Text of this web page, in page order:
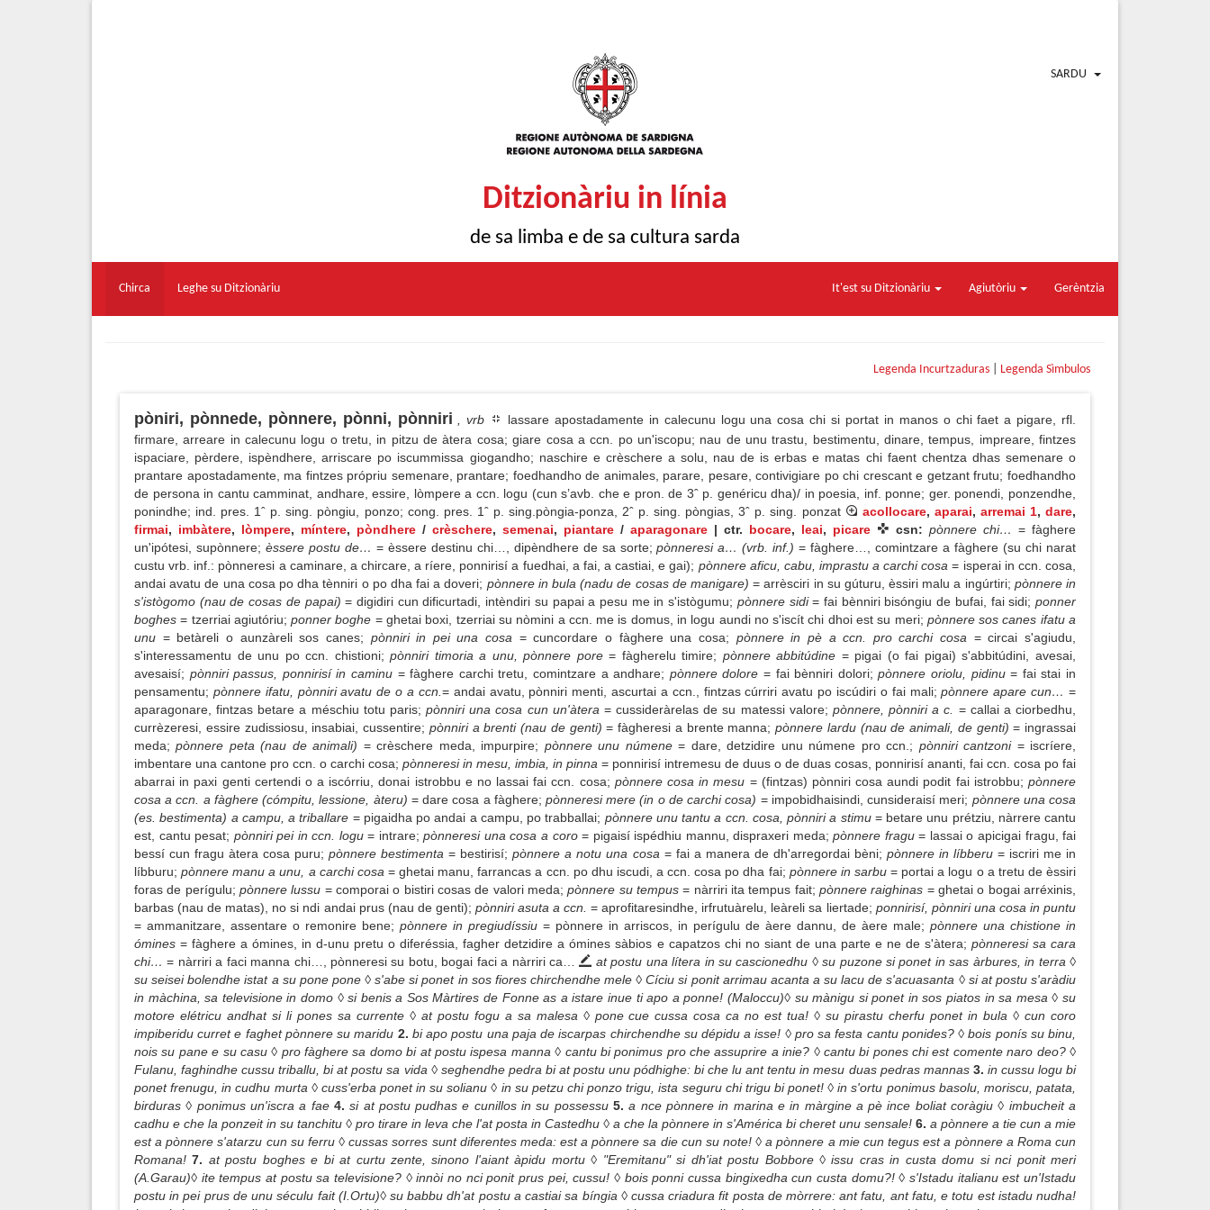
SARDU
Ditzionàriu in línia
de sa limba e de sa cultura sarda
Chirca Leghe su Ditzionàriu It'est su Ditzionàriu Agiutòriu Gerèntzia
Legenda Incurtzaduras Legenda Sìmbulos
pòniri, pònnede, pònnere, pònni, pònniri , vrb
lassare apostadamente in calecunu logu una cosa chi si portat in manos o chi faet a pigare, rfl.
firmare, arreare in calecunu logu o tretu, in pitzu de àtera cosa; giare cosa a ccn. po un'iscopu; nau de unu trastu, bestimentu, dinare, tempus, impreare, fintzes
ispaciare, pèrdere, ispèndhere, arriscare po iscummissa giogandho; naschire e crèschere a solu, nau de is erbas e matas chi faent chentza dhas semenare o
prantare apostadamente, ma fintzes própriu semenare, prantare; foedhandho de animales, parare, pesare, contivigiare po chi crescant e getzant frutu; foedhandho
de persona in cantu camminat, andhare, essire, lòmpere a ccn. logu (cun s’avb. che e pron. de 3ˆ p. genéricu dha)/ in poesia, inf. ponne; ger. ponendi, ponzendhe,
ponindhe; ind. pres. 1ˆ p. sing. pòngiu, ponzo; cong. pres. 1ˆ p. sing.pòngia-ponza, 2ˆ p. sing. pòngias, 3ˆ p. sing. ponzat
acollocare, aparai, arremai 1,dare,
firmai, imbàtere, lòmpere, míntere, pòndhere / crèschere, semenai, piantare / aparagonare | ctr. bocare, leai, picare csn: pònnere chi… = fàghere
un'ipótesi, supònnere; èssere postu de… = èssere destinu chi…, dipèndhere de sa sorte; pònneresi a… (vrb. inf.)= fàghere…, comintzare a fàghere (su chi narat
custu vrb. inf.: pònneresi a caminare, a chircare, a ríere, ponnirisí a fuedhai, a fai, a castiai, e gai); pònnere aficu, cabu, imprastu a carchi cosa= isperai in ccn. cosa,
andai avatu de una cosa po dha tènniri o po dha fai a doveri; pònnere in bula (nadu de cosas de manigare)= arrèsciri in su gúturu, èssiri malu a ingúrtiri; pònnere in
s'istògomo (nau de cosas de papai)= digidiri cun dificurtadi, intèndiri su papai a pesu me in s'istògumu; pònnere sidi= fai bènniri bisóngiu de bufai, fai sidi; ponner
boghes= tzerriai agiutóriu; ponner boghe = ghetai boxi, tzerriai su nòmini a ccn. me is domus, in logu aundi no s'iscít chi dhoi est su meri; pònnere sos canes ifatu a
unu = betàreli o aunzàreli sos canes; pònniri in pei una cosa = cuncordare o fàghere una cosa; pònnere in pè a ccn. pro carchi cosa = circai s'agiudu,
s'interessamentu de unu po ccn. chistioni; pònniri timoria a unu, pònnere pore= fàgherelu timire; pònnere abbitúdine = pigai (o fai pigai) s'abbitúdini, avesai,
avesaisí; pònniri passus, ponnirisí in caminu = fàghere carchi tretu, comintzare a andhare; pònnere dolore= fai bènniri dolori; pònnere oriolu, pidinu= fai stai in
pensamentu; pònnere ifatu, pònniri avatu de o a ccn. = andai avatu, pònniri menti, ascurtai a ccn., fintzas cúrriri avatu po iscúdiri o fai mali; pònnere apare cun…=
aparagonare, fintzas betare a méschiu totu paris; pònniri una cosa cun un'àtera = cussideràrelas de su matessi valore; pònnere, pònniri a c. = callai a ciorbedhu,
currèzeresi, essire zudissiosu, insabiai, cussentire; pònniri a brenti (nau de genti)= fàgheresi a brente manna; pònnere lardu (nau de animali, de genti)= ingrassai
meda; pònnere peta (nau de animali) = crèschere meda, impurpire; pònnere unu númene= dare, detzidire unu númene pro ccn.; pònniri cantzoni = iscríere,
imbentare una cantone pro ccn. o carchi cosa; pònneresi in mesu, imbia, in pinna = ponnirisí intremesu de duus o de duas cosas, ponnirisí ananti, fai ccn. cosa po fai
abarrai in paxi genti certendi o a iscórriu, donai istrobbu e no lassai fai ccn. cosa; pònnere cosa in mesu = (fintzas) pònniri cosa aundi podit fai istrobbu; pònnere
cosa a ccn. a fàghere (cómpitu, lessione, àteru) = dare cosa a fàghere; pònneresi mere (in o de carchi cosa) = impobidhaisindi, cunsideraisí meri; pònnere una cosa
(es. bestimenta) a campu, a triballare = pigaidha po andai a campu, po trabballai; pònnere unu tantu a ccn. cosa, pònniri a stimu = betare unu prétziu, nàrrere cantu
est, cantu pesat; pònniri pei in ccn. logu= intrare; pònneresi una cosa a coro= pigaisí ispédhiu mannu, dispraxeri meda; pònnere fragu= lassai o apicigai fragu, fai
bessí cun fragu àtera cosa puru; pònnere bestimenta= bestirisí; pònnere a notu una cosa = fai a manera de dh'arregordai bèni; pònnere in líbberu = iscriri me in
líbburu; pònnere manu a unu, a carchi cosa = ghetai manu, farrancas a ccn. po dhu iscudi, a ccn. cosa po dha fai; pònnere in sarbu= portai a logu o a tretu de èssiri
foras de perígulu; pònnere lussu = comporai o bistiri cosas de valori meda; pònnere su tempus= nàrriri ita tempus fait; pònnere raighinas = ghetai o bogai arréxinis,
barbas (nau de matas), no si ndi andai prus (nau de genti); pònniri asuta a ccn.= aprofitaresindhe, irfrutuàrelu, leàreli sa liertade; ponnirisí, pònniri una cosa in puntu
= ammanitzare, assentare o remonire bene; pònnere in pregiudíssiu = pònnere in arriscos, in perígulu de àere dannu, de àere male; pònnere una chistione in
ómines= fàghere a ómines, in d-unu pretu o diferéssia, fagher detzidire a ómines sàbios e capatzos chi no siant de una parte e ne de s'àtera; pònneresi sa cara
chi…= nàrriri a faci manna chi…, pònneresi su botu, bogai faci a nàrriri ca…
at postu una lítera in su cascionedhu ◊ su puzone si ponet in sas àrbures, in terra ◊
su seisei bolendhe istat a su pone pone ◊ s'abe si ponet in sos fiores chirchendhe mele ◊ Cíciu si ponit arrimau acanta a su lacu de s'acuasanta ◊ si at postu s'aràdiu
in màchina, sa televisione in domo ◊ si benis a Sos Màrtires de Fonne as a istare inue ti apo a ponne! (Maloccu)◊ su mànigu si ponet in sos piatos in sa mesa ◊ su
motore elétricu andhat si li pones sa currente ◊ at postu fogu a sa malesa ◊ pone cue cussa cosa ca no est tua! ◊ su pirastu cherfu ponet in bula ◊ cun coro
impiberidu curret e faghet pònnere su maridu 2. bi apo postu una paja de iscarpas chirchendhe su dépidu a isse! ◊ pro sa festa cantu ponides? ◊ bois ponís su binu,
nois su pane e su casu ◊ pro fàghere sa domo bi at postu ispesa manna ◊ cantu bi ponimus pro che assuprire a inie? ◊ cantu bi pones chi est comente naro deo? ◊
Fulanu, faghindhe cussu triballu, bi at postu sa vida ◊ seghendhe pedra bi at postu unu pódhighe: bi che lu ant tentu in mesu duas pedras mannas 3. in cussu logu bi
ponet frenugu, in cudhu murta ◊ cuss'erba ponet in su solianu ◊ in su petzu chi ponzo trigu, ista seguru chi trigu bi ponet! ◊ in s'ortu ponimus basolu, moriscu, patata,
birduras ◊ ponimus un'iscra a fae 4.si at postu pudhas e cunillos in su possessu 5.a nce pònnere in marina e in màrgine a pè ince boliat coràgiu ◊ imbucheit a
cadhu e che la ponzeit in su tanchitu ◊ pro tirare in leva che l'at posta in Castedhu ◊ a che la pònnere in s'América bi cheret unu sensale! 6. a pònnere a tie cun a mie
est a pònnere s'atarzu cun su ferru ◊ cussas sorres sunt diferentes meda: est a pònnere sa die cun su note! ◊ a pònnere a mie cun tegus est a pònnere a Roma cun
Romana! 7. at postu boghes e bi at curtu zente, sinono l'aiant àpidu mortu ◊ "Eremitanu" si dh'iat postu Bobbore ◊ issu cras in custa domu si nci ponit meri
(A.Garau)◊ ite tempus at postu sa televisione? ◊ innòi no nci ponit prus pei, cussu! ◊ bois ponni cussa bingixedha cun custa domu?! ◊ s'Istadu italianu est un'Istadu
postu in pei prus de unu séculu fait (I.Ortu)◊ su babbu dh'at postu a castiai sa bíngia ◊ cussa criadura fit posta de mòrrere: ant fatu, ant fatu, e totu est istadu nudha!